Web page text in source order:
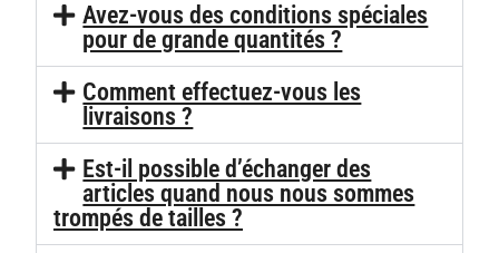
Avez-vous des conditions spéciales
pour de grande quantités ?
Comment effectuez-vous les
livraisons ?
Est-il possible d’échanger des
articles quand nous nous sommes
trompés de tailles ?